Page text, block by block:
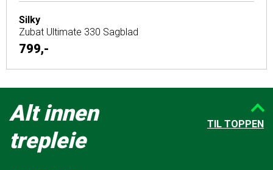
Silky
Zubat Ultimate 330 Sagblad
799,-
Alt innen
trepleie
TIL TOPPEN